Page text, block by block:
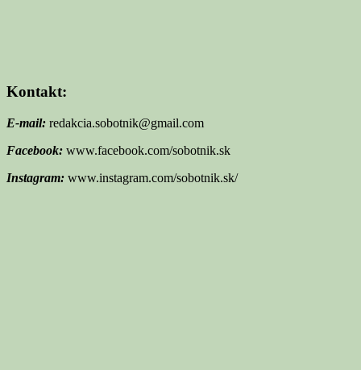
Kontakt:
E-mail: redakcia.sobotnik@gmail.com
Facebook: www.facebook.com/sobotnik.sk
Instagram: www.instagram.com/sobotnik.sk/